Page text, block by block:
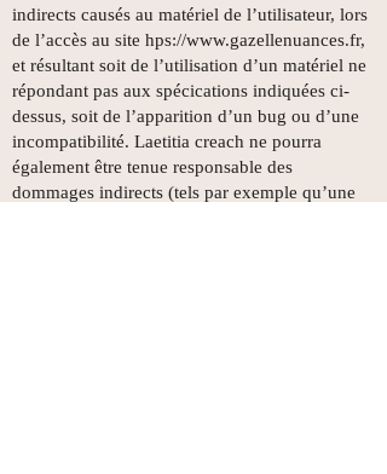
indirects causés au matériel de l’utilisateur, lors
de l’accès au site hps://www.gazellenuances.fr,
et résultant soit de l’utilisation d’un matériel ne
répondant pas aux spécications indiquées ci-
dessus, soit de l’apparition d’un bug ou d’une
incompatibilité. Laetitia creach ne pourra
également être tenue responsable des
dommages indirects (tels par exemple qu’une